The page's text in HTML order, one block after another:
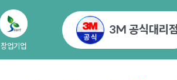
창업기업
3M 공식대리점